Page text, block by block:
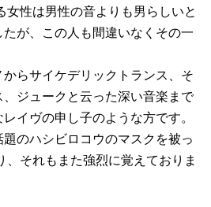
女性は男性の音よりも男らしいと
が、この人も間違いなくその一
らサイケデリックトランス、そ
ジュークと云った深い音楽まで
イヴの申し子のような方です。
のハシビロコウのマスクを被っ
、それもまた強烈に覚えておりま